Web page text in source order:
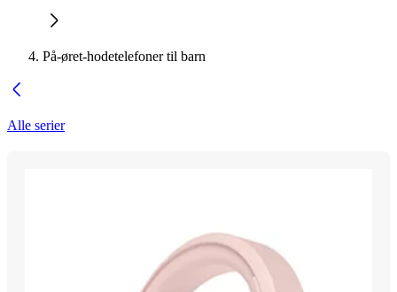
På-øret-hodetelefoner til barn
Alle serier